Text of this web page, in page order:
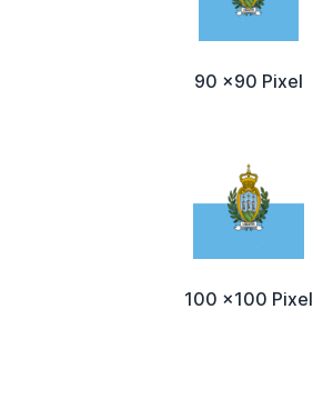
90 x90 Pixel
100 x100 Pixel